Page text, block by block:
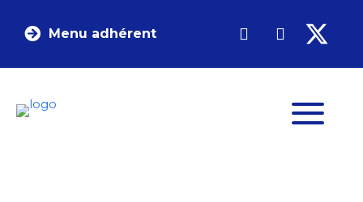
Menu adhérent